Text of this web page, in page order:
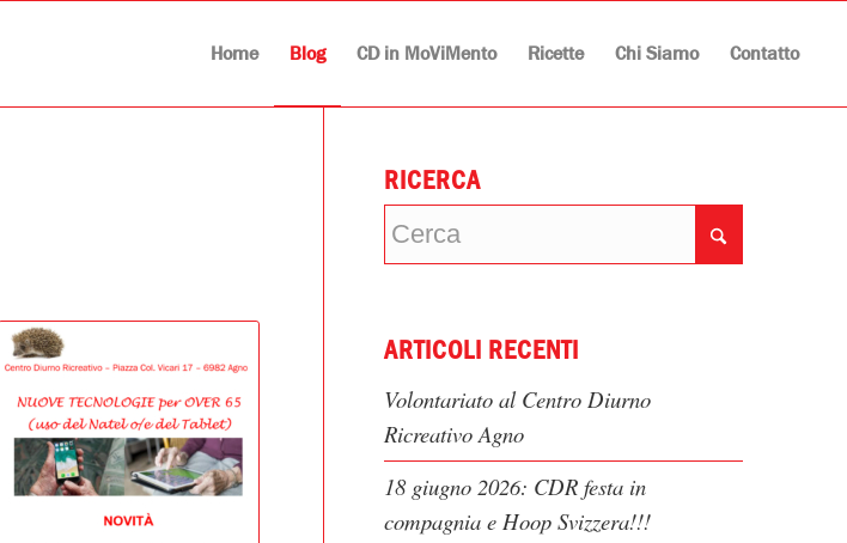
Home Blog CD in MoViMento Ricette Chi Siamo Contatto
RICERCA
ARTICOLI RECENTI
Volontariato al Centro Diurno
Ricreativo Agno
18 giugno 2026: CDR festa in
compagnia e Hoop Svizzera!!!